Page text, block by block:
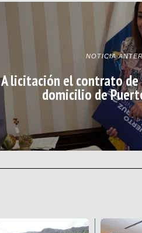
NOTICIA
A licitación el contrato de
domicilio de